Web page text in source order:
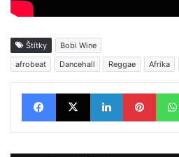
Štítky
Bobi Wine
afrobeat
Dancehall Reggae Afrika
Facebook X LinkedIn Pinterest